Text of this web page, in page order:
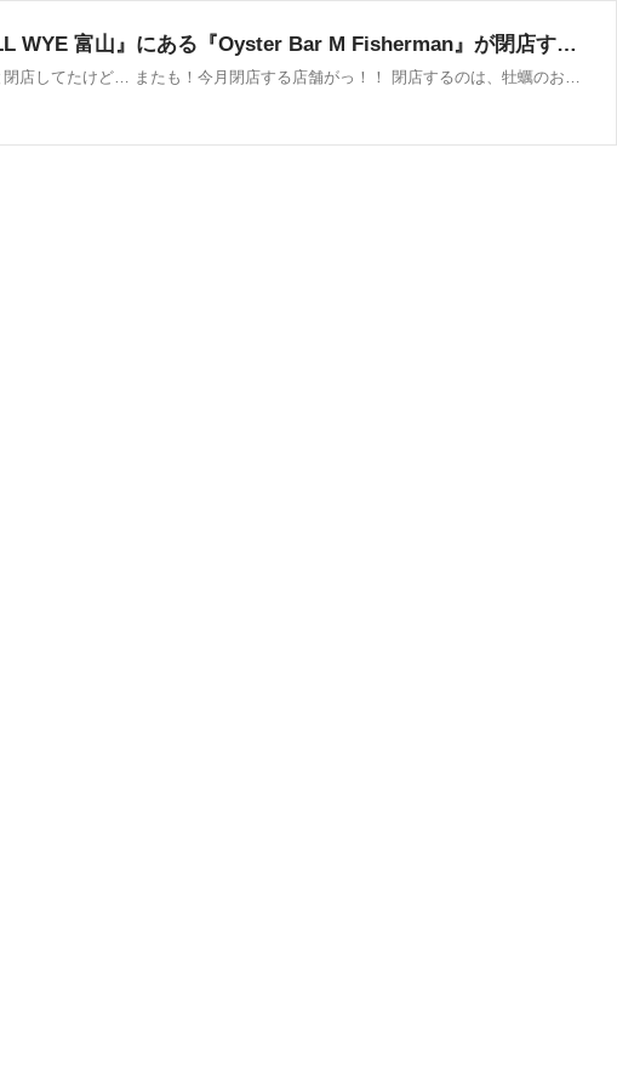
富山市牛島町『Dタワー富山』内「ぐるなび」プロデュースのお店『GURUNAVI FOODHALL WYE 富山』にある『Oyster Bar M Fisherman』が閉店するらしい。 : とやま速報 - 富山県富山市の地域情報サイト
またまたまたまた悲報が！ ぐるなびプロデュースのお店… 『GURUNAVI FOODHALL WYE 富山』 残念なことに続々と閉店してたけど… またも！今月閉店する店舗がっ！！ 閉店するのは、牡蠣のお店の 『Oyster Bar M Fisherman』 ここまでも閉店なの〜！？